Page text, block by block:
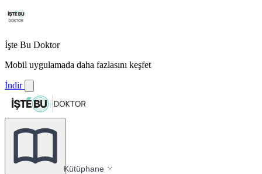
İşte Bu Doktor
Mobil uygulamada daha fazlasını keşfet
İndir
Kütüphane